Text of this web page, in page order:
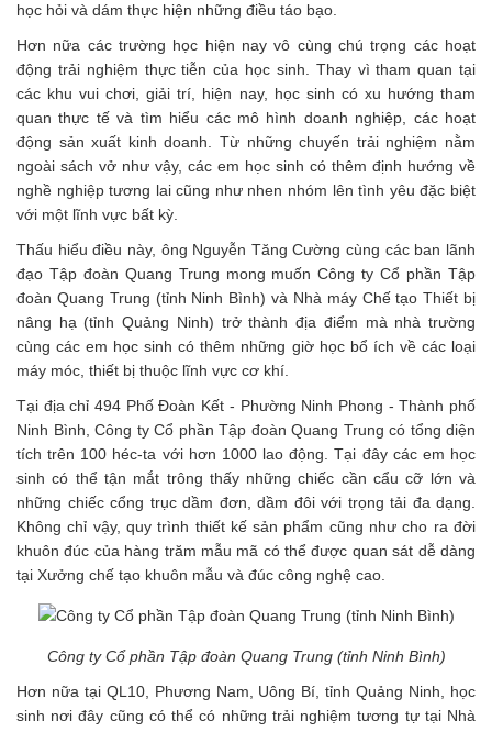
học hỏi và dám thực hiện những điều táo bạo.
Hơn nữa các trường học hiện nay vô cùng chú trọng các hoạt
động trải nghiệm thực tiễn của học sinh. Thay vì tham quan tại
các khu vui chơi, giải trí, hiện nay, học sinh có xu hướng tham
quan thực tế và tìm hiểu các mô hình doanh nghiệp, các hoạt
động sản xuất kinh doanh. Từ những chuyến trải nghiệm nằm
ngoài sách vở như vậy, các em học sinh có thêm định hướng về
nghề nghiệp tương lai cũng như nhen nhóm lên tình yêu đặc biệt
với một lĩnh vực bất kỳ.
Thấu hiểu điều này, ông Nguyễn Tăng Cường cùng các ban lãnh
đạo Tập đoàn Quang Trung mong muốn Công ty Cổ phần Tập
đoàn Quang Trung (tỉnh Ninh Bình) và Nhà máy Chế tạo Thiết bị
nâng hạ (tỉnh Quảng Ninh) trở thành địa điểm mà nhà trường
cùng các em học sinh có thêm những giờ học bổ ích về các loại
máy móc, thiết bị thuộc lĩnh vực cơ khí.
Tại địa chỉ494 Phố Đoàn Kết - Phường Ninh Phong - Thành phố
Ninh Bình, Công ty Cổ phần Tập đoàn Quang Trung có tổng diện
tích trên 100 héc-ta với hơn 1000 lao động. Tại đây các em học
sinh có thể tận mắt trông thấy những chiếc cần cẩu cỡ lớn và
những chiếc cổng trục dầm đơn, dầm đôi với trọng tải đa dạng.
Không chỉ vậy, quy trình thiết kế sản phẩm cũng như cho ra đời
khuôn đúc của hàng trăm mẫu mã có thể được quan sát dễ dàng
tại Xưởng chế tạo khuôn mẫu và đúc công nghệ cao.
Công ty Cổ phần Tập đoàn Quang Trung (tỉnh Ninh Bình)
Hơn nữa tại QL10, Phương Nam, Uông Bí, tỉnh Quảng Ninh, học
sinh nơi đây cũng có thể có những trải nghiệm tương tự tại Nhà